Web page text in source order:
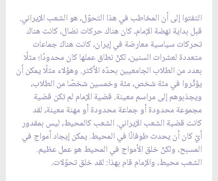
التفتوا إلى أن المخاطب في هذا التحوّل، هو الشعب الإيراني.
قبل بداية نهضة الإمام، كان هناك حركات نضال، كانت هناك
تحركات سياسية معارضة في إيران، كانت هناك جماعات
متعددة لعشرات السنين، لكنّ نطاق عملها كان محدودًا؛ مثلًا
بعدد من الطلاب الجامعيين بحدّه الأكثر. وهؤلاء مثلًا يمكن أن
يؤثّروا في مئة شخص، مئة وخمسين شخصًا من الطلاب،
ويجذبوهم إلى مراسم معينة. قضية الإمام لم تكن قضية
مجموعة محدودة أو جماعة محدودة أو مهنة معينة، لقد
كانت قضية الشعب الإيراني. الشعب كالمحيط، ليس بمقدور
أيّ كان أن يحدث طوفانًا في المحيط. يمكن إيجاد أمواج في
المسبح، ولكنّ خلق الأمواج في المحيط هو عمل عظيم.
الشعب محيط، والإمام قام بهذا: لقد خلق تحوّلات.